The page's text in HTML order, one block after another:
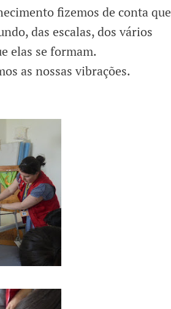
fizemos de conta que
das escalas, dos vários
elas se formam.
as nossas vibrações.